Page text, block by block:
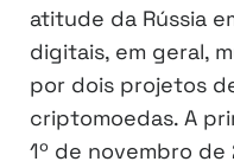
atitude da Rússia
digitais, em geral,
por dois projetos
criptomoedas. A
1º de novembro de